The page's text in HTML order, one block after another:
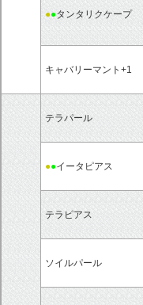
●●タンタリクケープ
キャバリーマント+1
テラパール
●●イータピアス
テラピアス
ソイルパール